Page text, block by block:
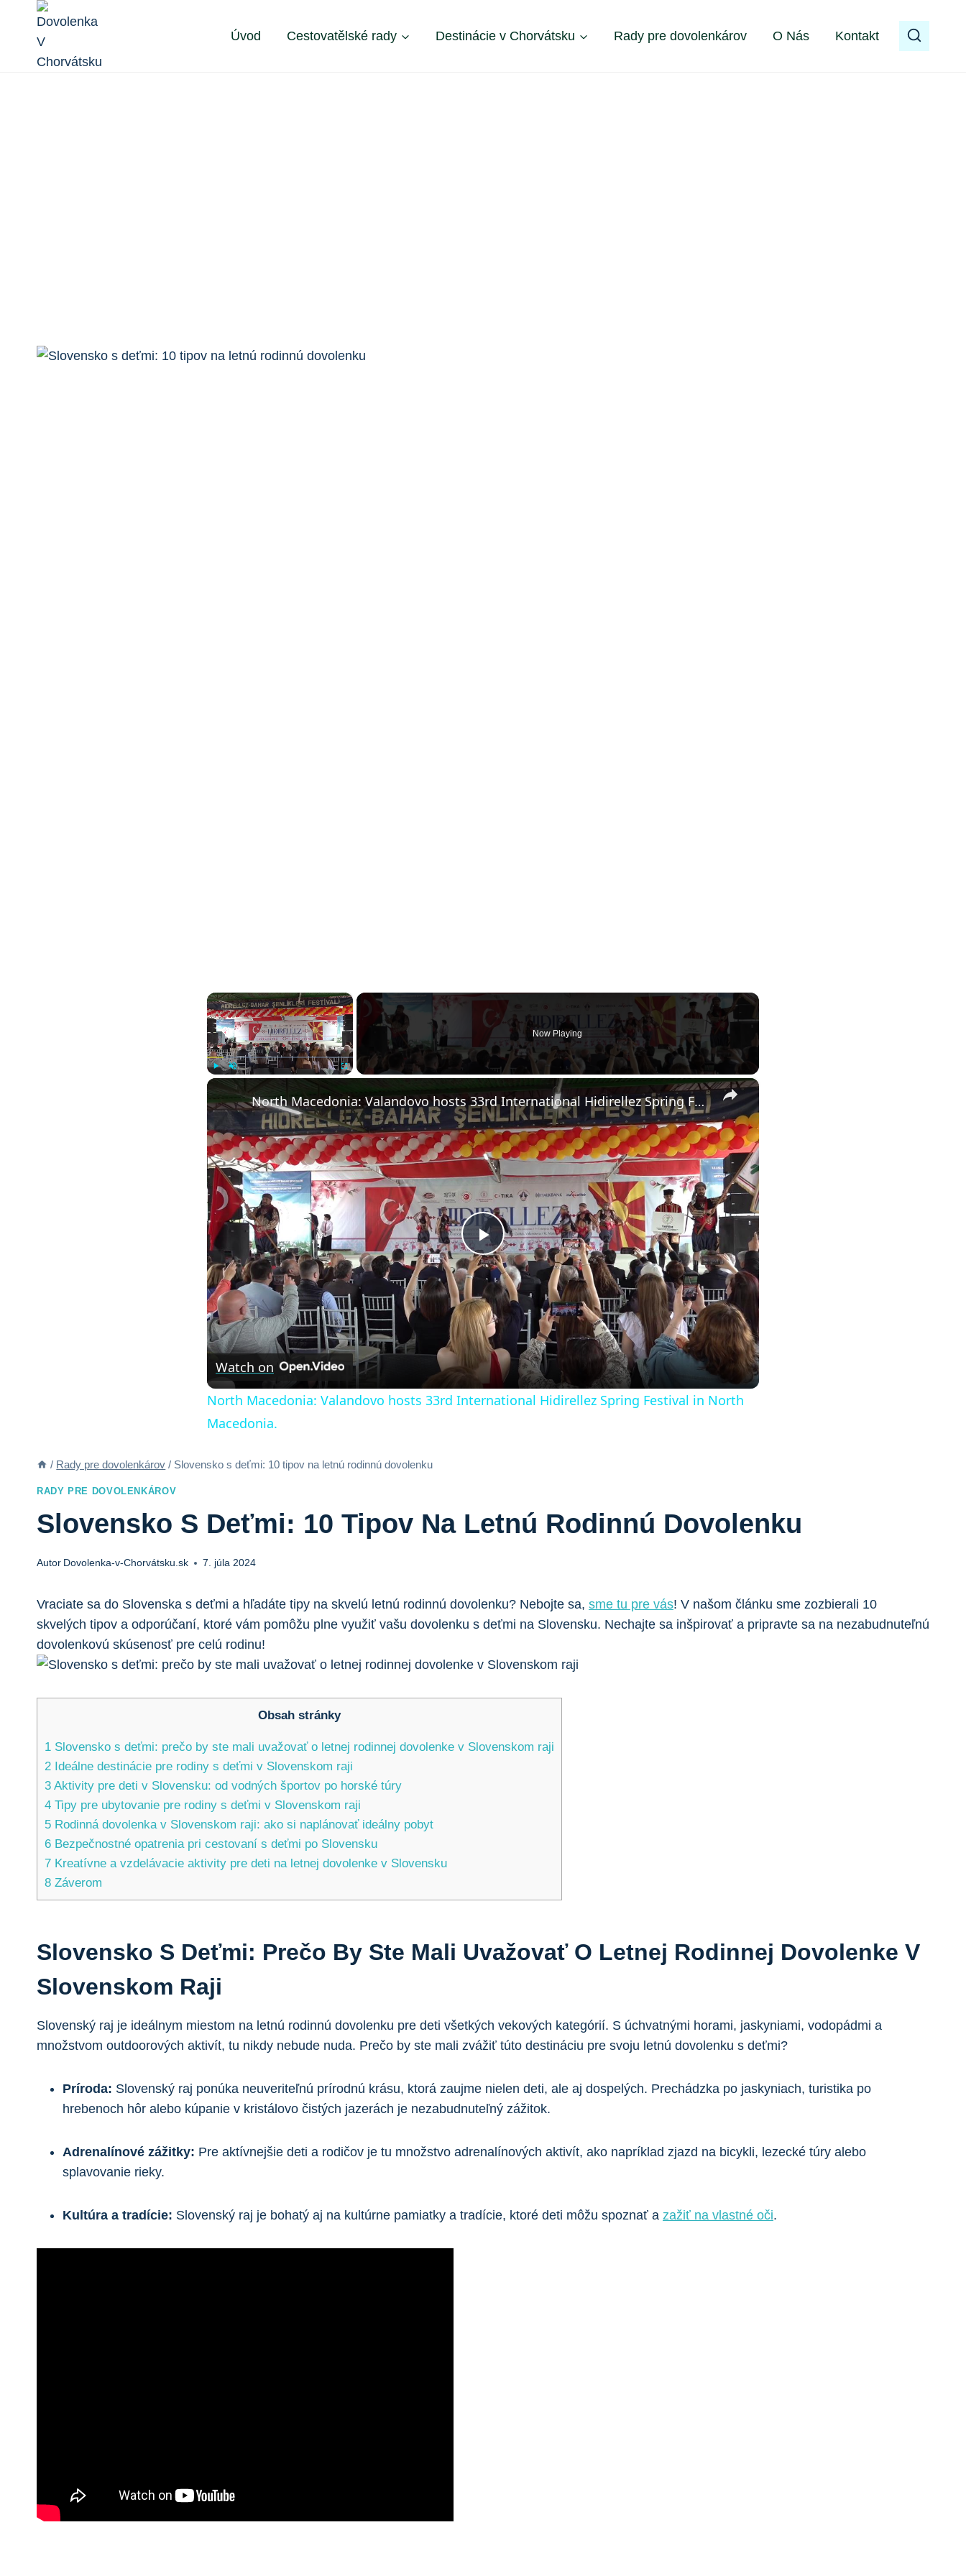
content
Úvod Cestovatělské rady Destinácie v Chorvátsku Rady pre dovolenkárov O Nás Kontakt
×
Now Playing
×
Play
Video
North Macedonia: Valandovo hosts 33rd International Hidirellez Spring Festival in North Macedonia.
Watch on
North Macedonia: Valandovo hosts 33rd International Hidirellez Spring Festival in North
Macedonia.
/ Rady pre dovolenkárov / Slovensko s deťmi: 10 tipov na letnú rodinnú dovolenku
RADY PRE DOVOLENKÁROV
Slovensko S Deťmi: 10 Tipov Na Letnú Rodinnú Dovolenku
Autor Dovolenka-v-Chorvátsku.sk 7. júla 2024
Vraciate sa do Slovenska s deťmi a hľadáte tipy na skvelú letnú rodinnú dovolenku? Nebojte sa, sme tu pre vás! V našom článku sme zozbierali 10
skvelých tipov a odporúčaní, ktoré vám pomôžu plne využiť vašu dovolenku s deťmi na Slovensku. Nechajte sa inšpirovať a pripravte sa na nezabudnuteľnú
dovolenkovú skúsenosť pre celú rodinu!
Obsah stránky
1 Slovensko s deťmi: prečo by ste mali uvažovať o letnej rodinnej dovolenke v Slovenskom raji
2 Ideálne destinácie pre rodiny s deťmi v Slovenskom raji
3 Aktivity pre deti v Slovensku: od vodných športov po horské túry
4 Tipy pre ubytovanie pre rodiny s deťmi v Slovenskom raji
5 Rodinná dovolenka v Slovenskom raji: ako si naplánovať ideálny pobyt
6 Bezpečnostné opatrenia pri cestovaní s deťmi po Slovensku
7 Kreatívne a vzdelávacie aktivity pre deti na letnej dovolenke v Slovensku
8 Záverom
Slovensko S Deťmi: Prečo By Ste Mali Uvažovať O Letnej Rodinnej Dovolenke V
Slovenskom Raji
Slovenský raj je ideálnym miestom na letnú rodinnú dovolenku pre deti všetkých vekových kategórií. S úchvatnými horami, jaskyniami, vodopádmi a
množstvom outdoorových aktivít, tu nikdy nebude nuda. Prečo by ste mali zvážiť túto destináciu pre svoju letnú dovolenku s deťmi?
Príroda: Slovenský raj ponúka neuveriteľnú prírodnú krásu, ktorá zaujme nielen deti, ale aj dospelých. Prechádzka po jaskyniach, turistika po
hrebenoch hôr alebo kúpanie v kristálovo čistých jazerách je nezabudnuteľný zážitok.
Adrenalínové zážitky: Pre aktívnejšie deti a rodičov je tu množstvo adrenalínových aktivít, ako napríklad zjazd na bicykli, lezecké túry alebo
splavovanie rieky.
Kultúra a tradície: Slovenský raj je bohatý aj na kultúrne pamiatky a tradície, ktoré deti môžu spoznať a zažiť na vlastné oči.